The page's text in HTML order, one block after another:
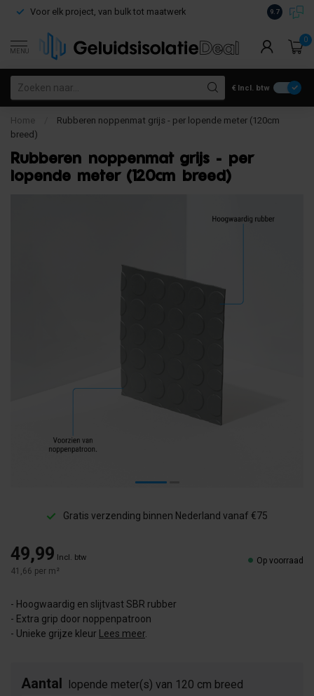
Voor elk project, van bulk tot maatwerk Gratis
9.7
MENU
0
€ Incl. btw
Home
Rubberen noppenmat grijs - per lopende meter (120cm
breed)
Rubberen noppenmat grijs - per
lopende meter (120cm breed)
Gratis verzending binnen Nederland vanaf €75
49,99 Incl. btw
41,66 per m²
Op voorraad
- Hoogwaardig en slijtvast SBR rubber
- Extra grip door noppenpatroon
- Unieke grijze kleur
Lees meer
Aantal lopende meter(s) van 120 cm breed